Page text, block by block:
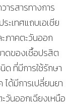
ารสารทางการ
ะเทศแถบเอเชีย
ภาคตะวันออก
าดของเชื้อปรสิต
ด ที่มีการใช้รักษา
ได้มีการเปลี่ยนยา
วันออกเฉียงเหนือ